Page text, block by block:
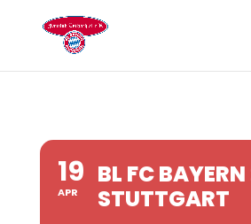
19
APR
BL FC
STUTTGART